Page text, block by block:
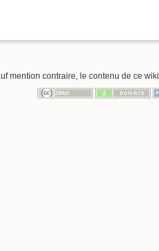
mention contraire, le contenu de ce